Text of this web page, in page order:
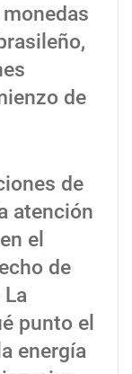
de
de
atención
el
de
punto el
energía